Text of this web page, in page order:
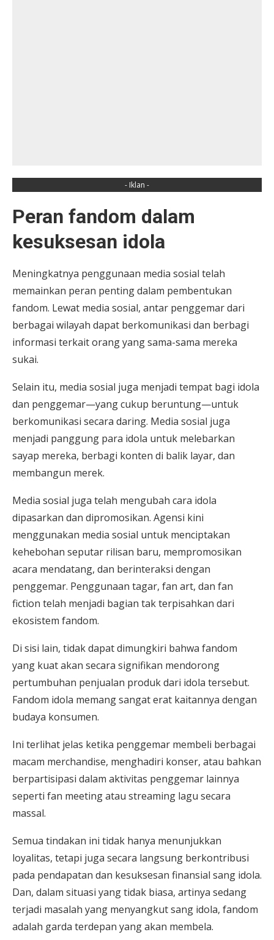
- Iklan -
Peran fandom dalam
kesuksesan idola
Meningkatnya penggunaan media sosial telah
memainkan peran penting dalam pembentukan
fandom. Lewat media sosial, antar penggemar dari
berbagai wilayah dapat berkomunikasi dan berbagi
informasi terkait orang yang sama-sama mereka
sukai.
Selain itu, media sosial juga menjadi tempat bagi idola
dan penggemar—yang cukup beruntung—untuk
berkomunikasi secara daring. Media sosial juga
menjadi panggung para idola untuk melebarkan
sayap mereka, berbagi konten di balik layar, dan
membangun merek.
Media sosial juga telah mengubah cara idola
dipasarkan dan dipromosikan. Agensi kini
menggunakan media sosial untuk menciptakan
kehebohan seputar rilisan baru, mempromosikan
acara mendatang, dan berinteraksi dengan
penggemar. Penggunaan tagar, fan art, dan fan
fiction telah menjadi bagian tak terpisahkan dari
ekosistem fandom.
Di sisi lain, tidak dapat dimungkiri bahwa fandom
yang kuat akan secara signifikan mendorong
pertumbuhan penjualan produk dari idola tersebut.
Fandom idola memang sangat erat kaitannya dengan
budaya konsumen.
Ini terlihat jelas ketika penggemar membeli berbagai
macam merchandise, menghadiri konser, atau bahkan
berpartisipasi dalam aktivitas penggemar lainnya
seperti fan meeting atau streaming lagu secara
massal.
Semua tindakan ini tidak hanya menunjukkan
loyalitas, tetapi juga secara langsung berkontribusi
pada pendapatan dan kesuksesan finansial sang idola.
Dan, dalam situasi yang tidak biasa, artinya sedang
terjadi masalah yang menyangkut sang idola, fandom
adalah garda terdepan yang akan membela.